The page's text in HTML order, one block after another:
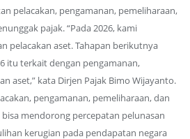
pelacakan, pengamanan, pemeliharaan,
pajak. “Pada 2026, kami
pelacakan aset. Tahapan berikutnya
itu terkait dengan pengamanan,
aset,” kata Dirjen Pajak Bimo Wijayanto.
pengamanan, pemeliharaan, dan
mendorong percepatan pelunasan
kerugian pada pendapatan negara